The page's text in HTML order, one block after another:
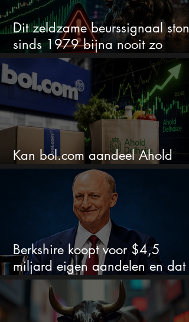
Dit zeldzame beurssignaal stond
sinds 1979 bijna nooit zo
extreem
Kan bol.com aandeel Ahold
nieuw leven inblazen?
Berkshire koopt voor $4,5
miljard eigen aandelen en dat
zegt veel over de waardering